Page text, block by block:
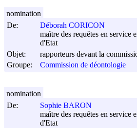
De:
Déborah CORICON
maître des requêtes en service
d'Etat
Objet:
rapporteurs devant la
Groupe:
Commission de déontologie
nomination
De:
Sophie BARON
maître des requêtes en service
d'Etat
nomination